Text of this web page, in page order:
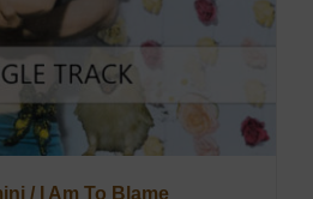
/ I Am To Blame